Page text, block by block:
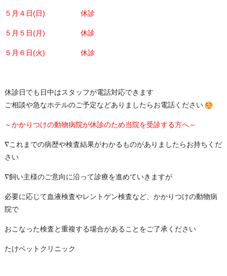
５月４日(日) 休診
５月５日(月) 休診
５月６日(火) 休診
休診日でも日中はスタッフが電話対応できます
ご相談や急なホテルのご予定などありましたらお電話ください
～かかりつけの動物病院が休診のため当院を受診する方へ～
∇これまでの病歴や検査結果がわかるものがありましたらお持ちくだ
さい
∇飼い主様のご意向に沿って診療を進めていきますが
必要に応じて血液検査やレントゲン検査など、かかりつけの動物病
院で
おこなった検査と重複する場合があることをご了承ください
たけペットクリニック